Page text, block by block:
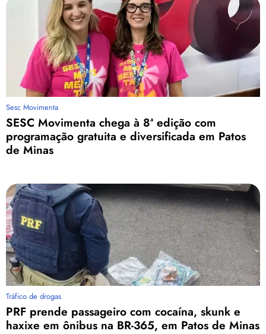
Sesc Movimenta
SESC Movimenta chega à 8ª edição com
programação gratuita e diversificada em Patos
de Minas
Tráfico de drogas
PRF prende passageiro com cocaína, skunk e
haxixe em ônibus na BR-365, em Patos de Minas